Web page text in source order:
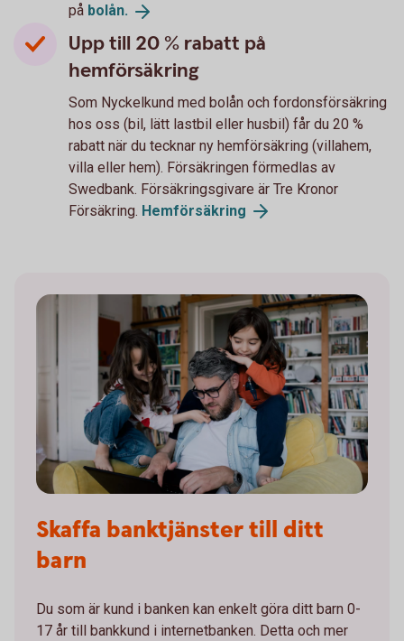
på bolån.
Upp till 20 % rabatt på
hemförsäkring
Som Nyckelkund med bolån och fordonsförsäkring
hos oss (bil, lätt lastbil eller husbil) får du 20 %
rabatt när du tecknar ny hemförsäkring (villahem,
villa eller hem). Försäkringen förmedlas av
Swedbank. Försäkringsgivare är Tre Kronor
Försäkring. Hemförsäkring
Skaffa banktjänster till ditt
barn
Du som är kund i banken kan enkelt göra ditt barn 0-
17 år till bankkund i internetbanken. Detta och mer